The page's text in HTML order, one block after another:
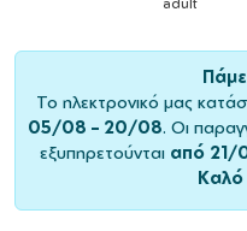
Το ηλεκτρονικό μας
05/08 – 20/08. Οι
εξυπηρετούνται από 21/
Καλό